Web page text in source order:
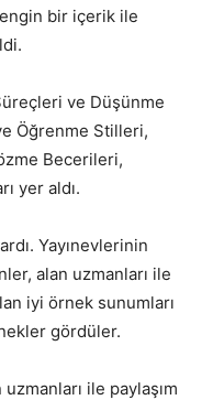
bir içerik ile
ve Düşünme
Öğrenme Stilleri,
Becerileri,
yer aldı.
Yayınevlerinin
alan uzmanları ile
iyi örnek sunumları
gördüler.
ile paylaşım